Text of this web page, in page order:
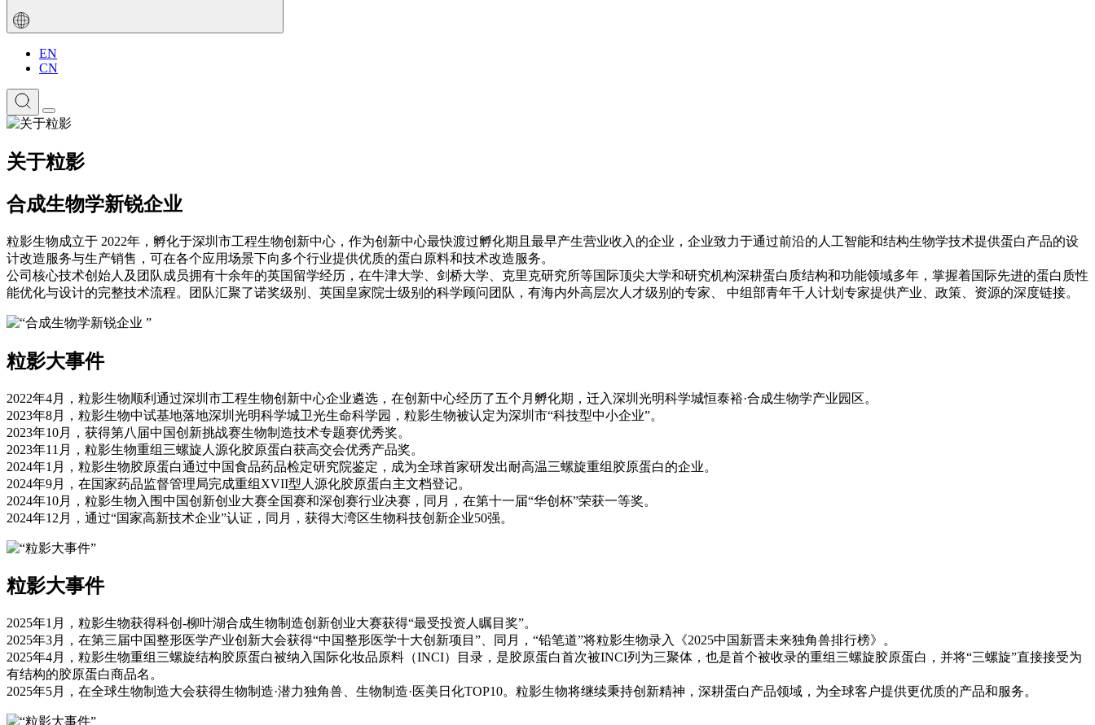
EN
CN
关于粒影
合成生物学新锐企业
粒影生物成立于 2022年，孵化于深圳市工程生物创新中心，作为创新中心最快渡过孵化期且最早产生营业收入的企业，企业致力于通过前沿的人工智能和结构生物学技术提供蛋白产品的设
计改造服务与生产销售，可在各个应用场景下向多个行业提供优质的蛋白原料和技术改造服务。
公司核心技术创始人及团队成员拥有十余年的英国留学经历，在牛津大学、剑桥大学、克里克研究所等国际顶尖大学和研究机构深耕蛋白质结构和功能领域多年，掌握着国际先进的蛋白质性
能优化与设计的完整技术流程。团队汇聚了诺奖级别、英国皇家院士级别的科学顾问团队，有海内外高层次人才级别的专家、 中组部青年千人计划专家提供产业、政策、资源的深度链接。
粒影大事件
2022年4月，粒影生物顺利通过深圳市工程生物创新中心企业遴选，在创新中心经历了五个月孵化期，迁入深圳光明科学城恒泰裕·合成生物学产业园区。
2023年8月，粒影生物中试基地落地深圳光明科学城卫光生命科学园，粒影生物被认定为深圳市“科技型中小企业”。
2023年10月，获得第八届中国创新挑战赛生物制造技术专题赛优秀奖。
2023年11月，粒影生物重组三螺旋人源化胶原蛋白获高交会优秀产品奖。
2024年1月，粒影生物胶原蛋白通过中国食品药品检定研究院鉴定，成为全球首家研发出耐高温三螺旋重组胶原蛋白的企业。
2024年9月，在国家药品监督管理局完成重组XVII型人源化胶原蛋白主文档登记。
2024年10月，粒影生物入围中国创新创业大赛全国赛和深创赛行业决赛，同月，在第十一届“华创杯”荣获一等奖。
2024年12月，通过“国家高新技术企业”认证，同月，获得大湾区生物科技创新企业50强。
粒影大事件
2025年1月，粒影生物获得科创-柳叶湖合成生物制造创新创业大赛获得“最受投资人瞩目奖”。
2025年3月，在第三届中国整形医学产业创新大会获得“中国整形医学十大创新项目”、同月，“铅笔道”将粒影生物录入《2025中国新晋未来独角兽排行榜》。
2025年4月，粒影生物重组三螺旋结构胶原蛋白被纳入国际化妆品原料（INCI）目录，是胶原蛋白首次被INCI列为三聚体，也是首个被收录的重组三螺旋胶原蛋白，并将“三螺旋”直接接受为
有结构的胶原蛋白商品名。
2025年5月，在全球生物制造大会获得生物制造·潜力独角兽、生物制造·医美日化TOP10。粒影生物将继续秉持创新精神，深耕蛋白产品领域，为全球客户提供更优质的产品和服务。